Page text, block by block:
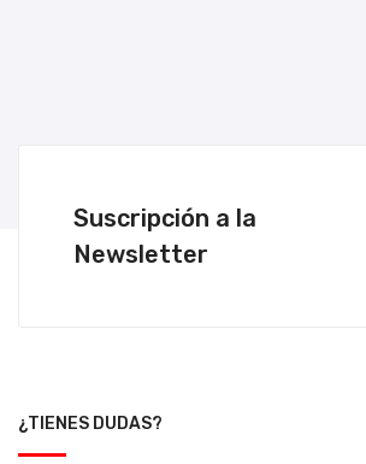
Suscripción a la
Newsletter
¿TIENES DUDAS?